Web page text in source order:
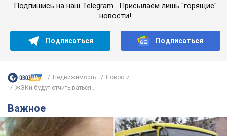
Подпишись на наш Telegram . Присылаем лишь "горящие"
новости!
Подписаться Подписаться
Недвижимость
Новости
ЖЭКи будут отчитываться...
Важное